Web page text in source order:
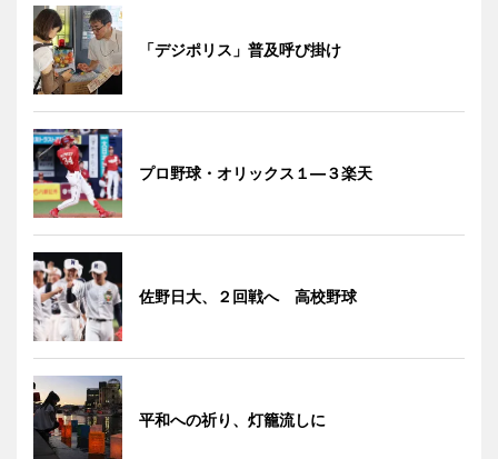
「デジポリス」普及呼び掛け
プロ野球・オリックス１―３楽天
佐野日大、２回戦へ 高校野球
平和への祈り、灯籠流しに